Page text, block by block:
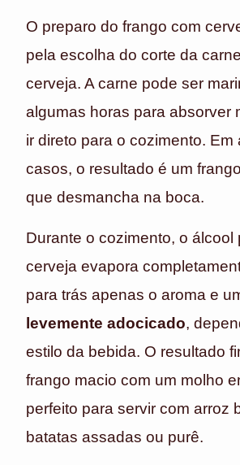
O preparo do frango com
pela escolha do corte da
cerveja. A carne pode ser
algumas horas para absorver
ir direto para o cozimento. Em
casos, o resultado é um
que desmancha na boca.
Durante o cozimento, o álcool
cerveja evapora
para trás apenas o aroma e
levemente adocicado,
estilo da bebida. O resultado
frango macio com um molho
perfeito para servir com arroz
batatas assadas ou purê.